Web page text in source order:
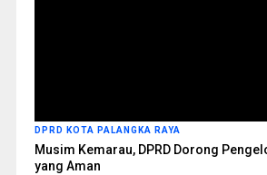
DPRD KOTA PALANGKA RAYA
Musim Kemarau, DPRD Dorong
yang Aman